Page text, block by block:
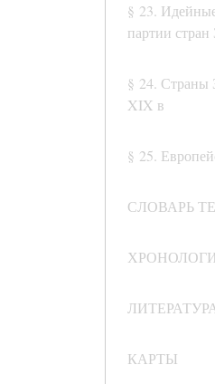
§ 23.
партии
§ 24. Страны
XIX в
§ 25.
СЛОВАРЬ
КАРТЫ